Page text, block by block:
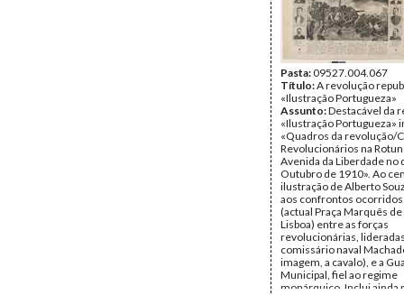
Pasta:09527.004.067
Título:A revolução
«Ilustração Portugueza»
Assunto:Destacável da
«Ilustração Portugueza»
«Quadros da revolução/
Revolucionários na
Avenida da Liberdade no
Outubro de 1910». Ao
ilustração de Alberto
aos confrontos ocorridos
(actual Praça Marquês
Lisboa) entre as forças
revolucionárias,
comissário naval
imagem, a cavalo), e a
Municipal, fiel ao regime
monárquico. Inclui ainda